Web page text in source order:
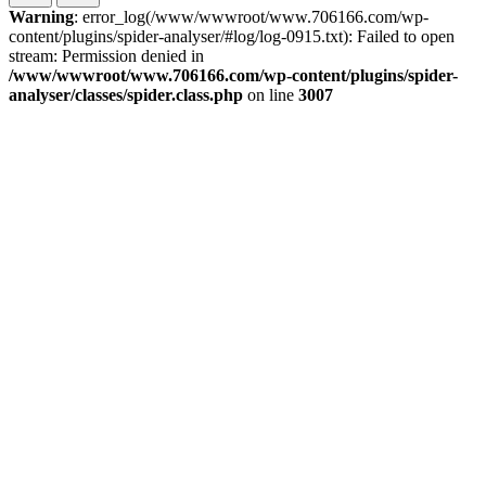
Warning: error_log(/www/wwwroot/www.706166.com/wp-
content/plugins/spider-analyser/#log/log-0915.txt): Failed to open
stream: Permission denied in
/www/wwwroot/www.706166.com/wp-content/plugins/spider-
analyser/classes/spider.class.php on line 3007